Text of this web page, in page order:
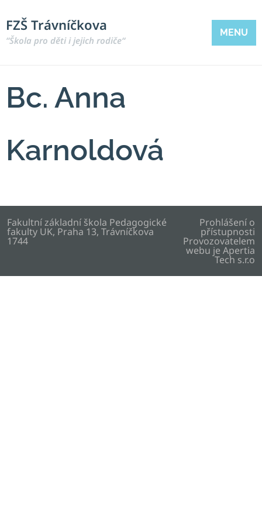
FZŠ Trávníčkova
“Škola pro děti i jejich rodiče“
MENU
Bc. Anna
Karnoldová
Fakultní základní škola Pedagogické
fakulty UK, Praha 13, Trávníčkova
1744
Prohlášení o
přístupnosti
Provozovatelem
webu je Apertia
Tech s.r.o